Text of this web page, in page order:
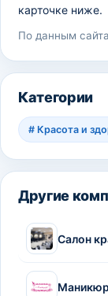
карточке ниже.
По данным
Категории
# Красота и
Другие
Салон